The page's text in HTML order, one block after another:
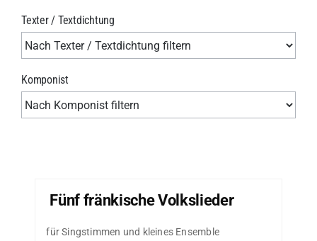
Fünf fränkische Volkslieder
für Singstimmen und kleines Ensemble
Texter / Textdichtung
Komponist